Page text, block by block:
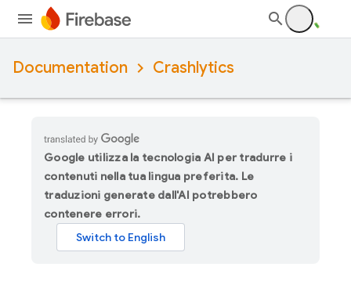
Documentation Crashlytics
Google utilizza la tecnologia AI per tradurre i
contenuti nella tua lingua preferita. Le
traduzioni generate dall'AI potrebbero
contenere errori.